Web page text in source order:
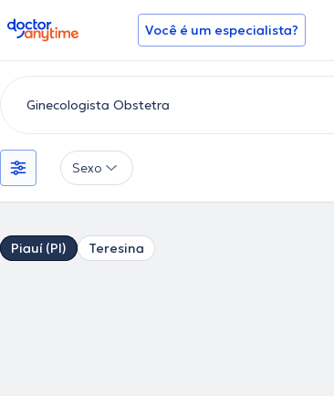
doctoranytime Você é um especialista?
Sexo
Piauí (PI) Teresina